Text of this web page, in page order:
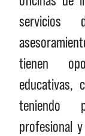
servicios
tienen
educativas,
teniendo
profesional